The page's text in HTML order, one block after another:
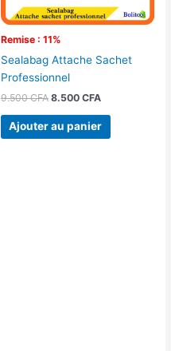
Remise : 11%
Sealabag Attache Sachet
Professionnel
9.500CFA 8.500 CFA
Ajouter au panier